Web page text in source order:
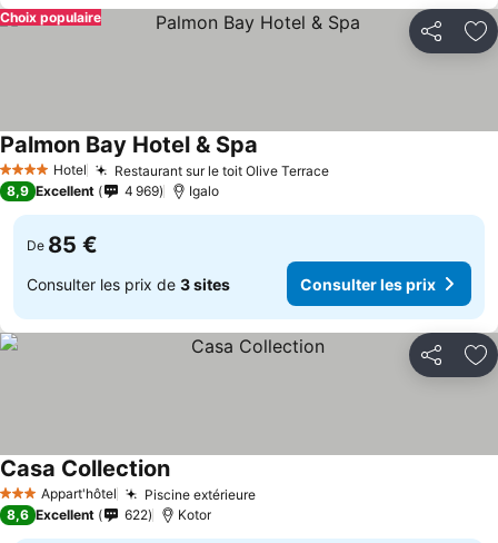
Partager
Choix populaire
4 Étoiles Hotel Restaurant sur le toit Olive Terrace
Palmon Bay Hotel & Spa
8,9 Excellent 4 969 Igalo
De 85 €
Consulter les prix de 3 sites Consulter les prix
Partager
3 ÉtoilesAppart'hôtel Piscine extérieure
Casa Collection
8,6 Excellent 622 Kotor